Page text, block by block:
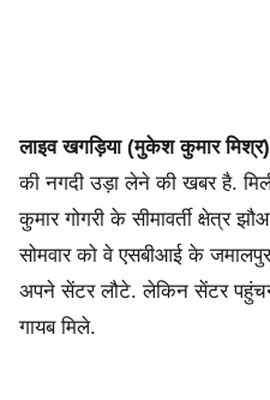
लाइव खगड़िया (मुकेश कुमार मिश्र)
की नगदी उड़ा लेने की खबर है.
कुमार गोगरी के सीमावर्ती क्षेत्र
सोमवार को वे एसबीआई के
अपने सेंटर लौटे. लेकिन सेंटर
गायब मिले.